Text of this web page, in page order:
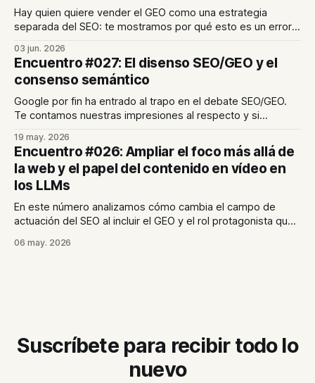
Hay quien quiere vender el GEO como una estrategia
separada del SEO: te mostramos por qué esto es un error
métricas en decisiones de negocio en las reuniones con
comités de dirección.
03 jun. 2026
Encuentro #027: El disenso SEO/GEO y el
consenso semántico
Google por fin ha entrado al trapo en el debate SEO/GEO.
Te contamos nuestras impresiones al respecto y si
Además, en el último post tratamos el consenso semántico,
concepto imprescindible para la visibilidad en IA generativa.
19 may. 2026
Encuentro #026: Ampliar el foco más allá de
la web y el papel del contenido en vídeo en
los LLMs
En este número analizamos cómo cambia el campo de
actuación del SEO al incluir el GEO y el rol protagonista que
preferidos de los modelos de lenguaje.
06 may. 2026
Suscríbete para recibir todo lo
nuevo